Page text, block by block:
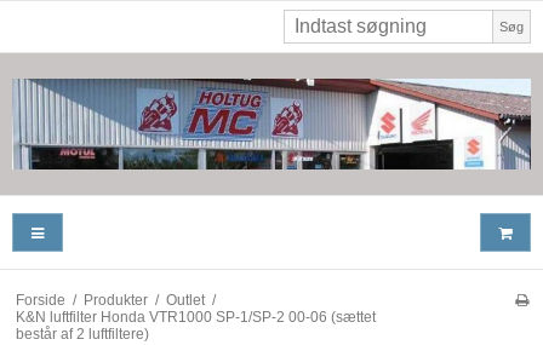
Søg
Forside / Produkter / Outlet /
K&N luftfilter Honda VTR1000 SP-1/SP-2 00-06 (sættet
består af 2 luftfiltere)